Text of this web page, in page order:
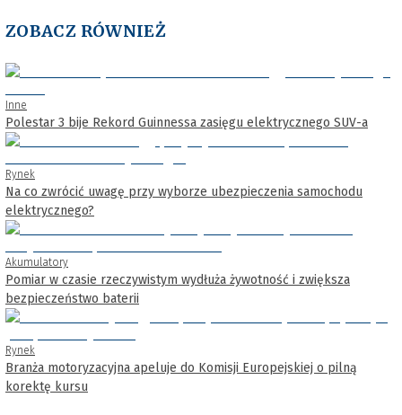
ZOBACZ RÓWNIEŻ
Inne
Polestar 3 bije Rekord Guinnessa zasięgu elektrycznego SUV-a
Rynek
Na co zwrócić uwagę przy wyborze ubezpieczenia samochodu
elektrycznego?
Akumulatory
Pomiar w czasie rzeczywistym wydłuża żywotność i zwiększa
bezpieczeństwo baterii
Rynek
Branża motoryzacyjna apeluje do Komisji Europejskiej o pilną
korektę kursu